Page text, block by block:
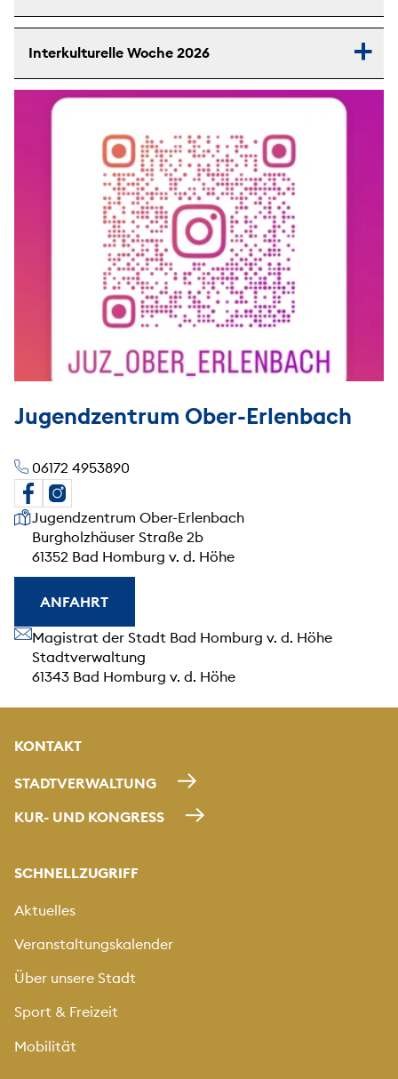
Interkulturelle Woche 2026
Jugendzentrum Ober-Erlenbach
06172 4953890
Unsere Anschrift
Jugendzentrum Ober-Erlenbach
Burgholzhäuser Straße 2b
61352 Bad Homburg v. d. Höhe
ANFAHRT
Unsere Anschrift
Magistrat der Stadt Bad Homburg v. d. Höhe
Stadtverwaltung
61343 Bad Homburg v. d. Höhe
KONTAKT
STADTVERWALTUNG
KUR- UND KONGRESS
SCHNELLZUGRIFF
Aktuelles
Veranstaltungskalender
Über unsere Stadt
Sport & Freizeit
Mobilität